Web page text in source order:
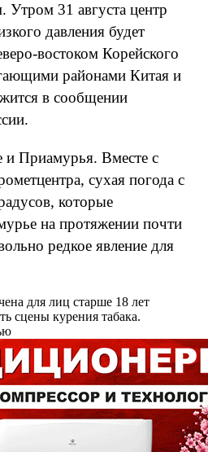
31 августа центр
давления будет
востоком Корейского
районами Китая и
в сообщении
и Приамурья. Вместе с
сухая погода с
которые
на протяжении почти
редкое явление для
для лиц старше 18 лет
сцены курения табака.